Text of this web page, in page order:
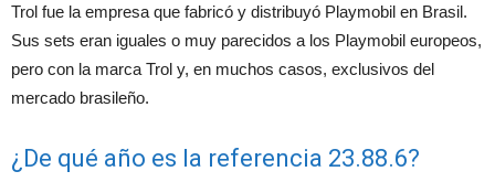
Trol fue la empresa que fabricó y distribuyó Playmobil en Brasil.
Sus sets eran iguales o muy parecidos a los Playmobil europeos,
pero con la marca Trol y, en muchos casos, exclusivos del
mercado brasileño.
¿De qué año es la referencia 23.88.6?